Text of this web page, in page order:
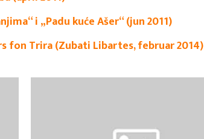
i „Padu kuće Ašer“ (jun 2011)
fon Trira (Zubati Libartes, februar 2014)